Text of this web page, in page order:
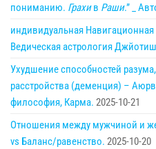
пониманию. Грахив Раши.” _
индивидуальная
Ведическая астрология
Ухудшение способностей
расстройства (деменция) –
философия, Карма. 2025-10-21
Отношения между мужчиной и
vs Баланс/равенство. 2025-10-20